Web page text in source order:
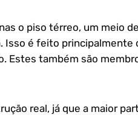
o piso térreo, um meio
Isso é feito principalmente
Estes também são
real, já que a maior